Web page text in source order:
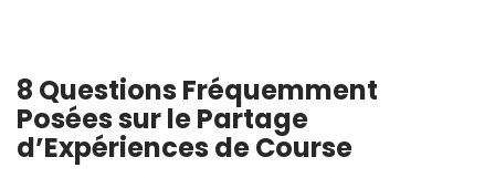
8 Questions Fréquemment
Posées sur le Partage
d’Expériences de Course